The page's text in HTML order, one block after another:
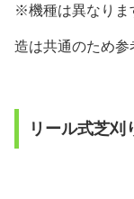
※機種は異なりま
造は共通のため参
リール式芝刈